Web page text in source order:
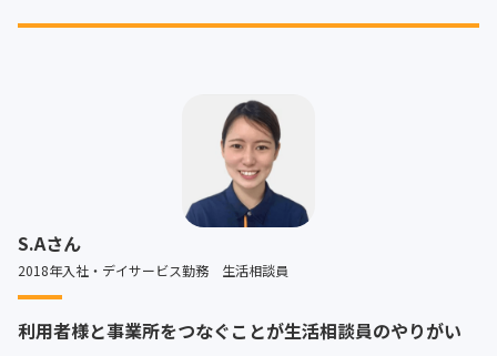
S.Aさん
2018年入社・デイサービス勤務 生活相談員
利用者様と事業所をつなぐことが生活相談員のやりがい